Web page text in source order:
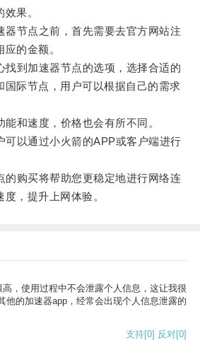
果。
节点之前，首先需要去官方网站注
的金额。
到加速器节点的选项，选择合适的
国际节点，用户可以根据自己的需求
和速度，价格也会有所不同。
以通过小火箭的APP或客户端进行
购买将帮助您更稳定地进行网络连
，提升上网体验。
，使用过程中不会泄露个人信息，这让我很
他的加速器app，经常会出现个人信息泄露的
支持[0] 反对[0]